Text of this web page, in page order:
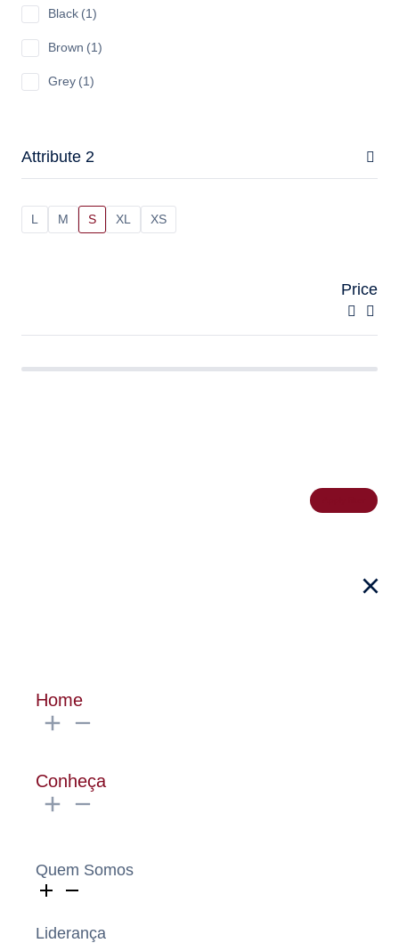
Black (1)
Brown (1)
Grey (1)
Attribute 2
L M S XL XS
Price
Home
Conheça
Quem Somos
Liderança